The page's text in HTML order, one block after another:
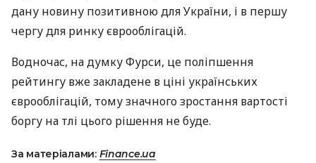
дану новину позитивною для України, і в першу
чергу для ринку єврооблігацій.
Водночас, на думку Фурси, це поліпшення
рейтингу вже закладене в ціні українських
єврооблігацій, тому значного зростання вартості
боргу на тлі цього рішення не буде.
За матеріалами: Finance.ua